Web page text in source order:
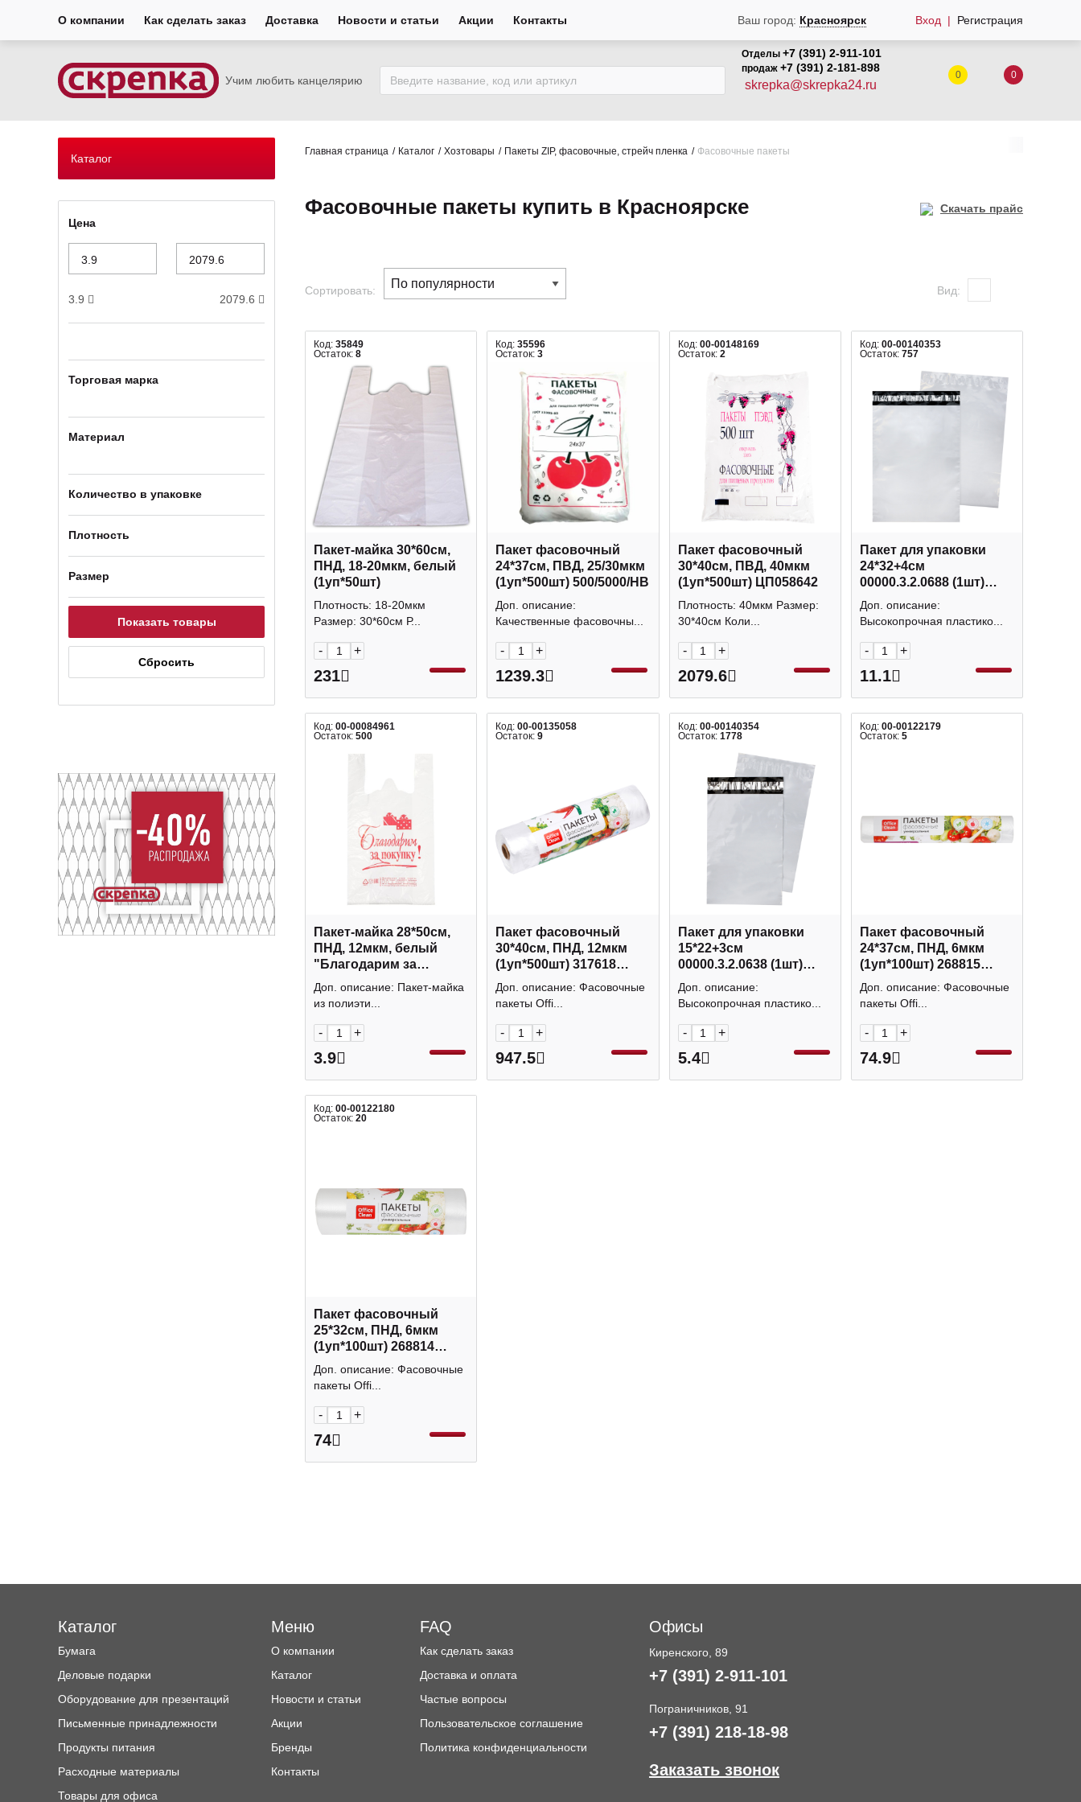
О компании Как сделать заказ Доставка Новости и статьи Акции Контакты Ваш город: Красноярск Вход Регистрация
Учим любить канцелярию
Отделы +7 (391) 2-911-101
продаж +7 (391) 2-181-898
skrepka@skrepka24.ru
0 0
Каталог
Цена
3.9 2079.6
Торговая марка
Материал
Количество в упаковке
Плотность
Размер
Главная страница Каталог Хозтовары Пакеты ZIP, фасовочные, стрейч пленка Фасовочные пакеты
Фасовочные пакеты купить в Красноярске Скачать прайс
Сортировать: Вид:
Код: 35849
Остаток: 8
Пакет-майка 30*60см,
ПНД, 18-20мкм, белый
(1уп*50шт)
Плотность: 18-20мкм
Размер: 30*60см Р...
- +
231
Код:35596
Остаток:3
Пакет фасовочный
24*37см, ПВД, 25/30мкм
(1уп*500шт) 500/5000/НВ
Доп. описание:
Качественные фасовочны...
- +
1239.3
Код: 00-00148169
Остаток: 2
Пакет фасовочный
30*40см, ПВД, 40мкм
(1уп*500шт) ЦП058642
Плотность: 40мкм Размер:
30*40см Коли...
- +
2079.6
Код: 00-00140353
Остаток: 757
Пакет для упаковки
24*32+4см
00000.3.2.0688 (1шт)
Аспломб
Доп. описание:
Высокопрочная пластико...
- +
11.1
Код: 00-00084961
Остаток: 500
Пакет-майка 28*50см,
ПНД, 12мкм, белый
"Благодарим за
покупку!" (1шт) 946453
Доп. описание: Пакет-майка
из полиэти...
- +
3.9
Код:00-00135058
Остаток:9
Пакет фасовочный
30*40см, ПНД, 12мкм
(1уп*500шт) 317618
OfficeClean
Доп. описание: Фасовочные
пакеты Offi...
- +
947.5
Код: 00-00140354
Остаток: 1778
Пакет для упаковки
15*22+3см
00000.3.2.0638 (1шт)
Аспломб
Доп. описание:
Высокопрочная пластико...
- +
5.4
Код: 00-00122179
Остаток: 5
Пакет фасовочный
24*37см, ПНД, 6мкм
(1уп*100шт) 268815
OfficeClean
Доп. описание: Фасовочные
пакеты Offi...
- +
74.9
Код: 00-00122180
Остаток: 20
Пакет фасовочный
25*32см, ПНД, 6мкм
(1уп*100шт) 268814
OfficeClean
Доп. описание: Фасовочные
пакеты Offi...
- +
74
Каталог
Бумага
Деловые подарки
Оборудование для презентаций
Письменные принадлежности
Продукты питания
Расходные материалы
Товары для офиса
Меню
О компании
Каталог
Новости и статьи
Акции
Бренды
Контакты
FAQ
Как сделать заказ
Доставка и оплата
Частые вопросы
Пользовательское соглашение
Политика конфиденциальности
Офисы
Киренского, 89
+7 (391) 2-911-101
Пограничников, 91
+7 (391) 218-18-98
Заказать звонок